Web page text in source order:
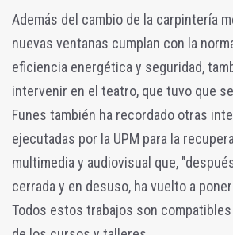
Además del cambio de la carpintería
nuevas ventanas cumplan con la
eficiencia energética y seguridad,
intervenir en el teatro, que tuvo que
Funes también ha recordado otras
ejecutadas por la UPM para la
multimedia y audiovisual que,
cerrada y en desuso, ha vuelto a
Todos estos trabajos son